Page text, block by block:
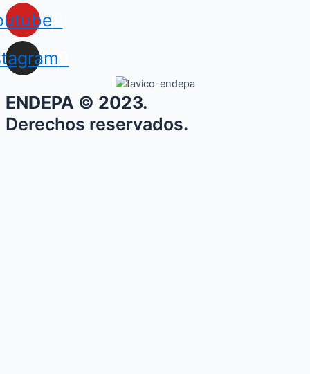
ENDEPA © 2023.
Derechos reservados.